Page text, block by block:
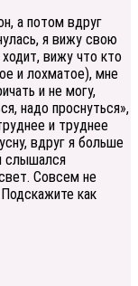
а потом вдруг
я вижу свою
вижу что кто
и лохматое), мне
и не могу,
надо проснуться»,
и труднее
вдруг я больше
слышался
Совсем не
как